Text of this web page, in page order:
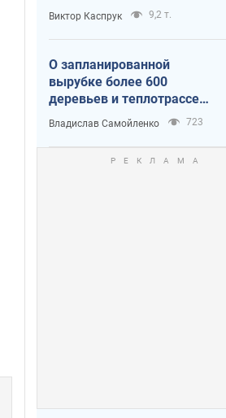
Виктор Каспрук 9,2 т.
О запланированной
вырубке более 600
деревьев и теплотрассе:
что происходит на
Теремках в Киеве
Владислав Самойленко 723